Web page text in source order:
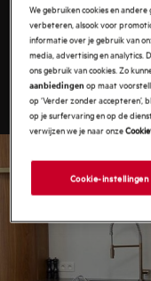
Parking in de
huis. Ook
dorpskerk op
We gebruiken cookies en
verbeteren, alsook voor
informatie over je gebruik van
media, advertising en analytics.
ons gebruik van cookies. Zo
aanbiedingen op maat
op ‘Verder zonder accepteren’,
op je surfervaring en op de
verwijzen we je naar onze
Cookie-instellingen